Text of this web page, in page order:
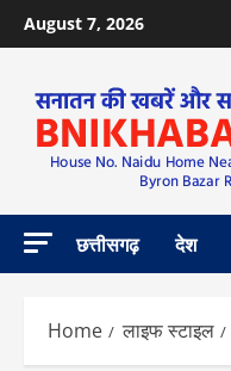
August 7, 2026
छत्तीसगढ़ देश
Home लाइफ स्टाइल